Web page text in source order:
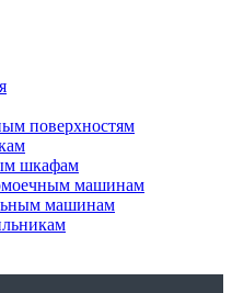
поверхностям
шкафам
машинам
машинам